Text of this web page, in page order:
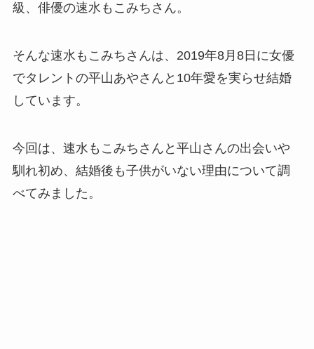
級、俳優の速水もこみちさん。
そんな速水もこみちさんは、2019年8月8日に女優
でタレントの平山あやさんと10年愛を実らせ結婚
しています。
今回は、速水もこみちさんと平山さんの出会いや
馴れ初め、結婚後も子供がいない理由について調
べてみました。